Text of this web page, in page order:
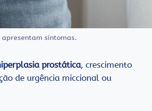
sintomas.
prostática, crescimento
de urgência miccional ou